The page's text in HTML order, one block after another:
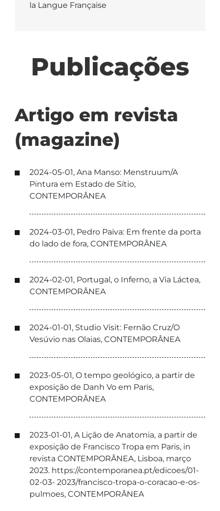
la Langue Française
Publicações
Artigo em revista
(magazine)
2024-05-01, Ana Manso: Menstruum/A
Pintura em Estado de Sítio,
CONTEMPORÂNEA
2024-03-01, Pedro Paiva: Em frente da porta
do lado de fora, CONTEMPORÂNEA
2024-02-01, Portugal, o Inferno, a Via Láctea,
CONTEMPORÂNEA
2024-01-01, Studio Visit: Fernão Cruz/O
Vesúvio nas Olaias, CONTEMPORÂNEA
2023-05-01, O tempo geológico, a partir de
exposição de Danh Vo em Paris,
CONTEMPORÂNEA
2023-01-01, A Lição de Anatomia, a partir de
exposição de Francisco Tropa em Paris, in
revista CONTEMPORÂNEA, Lisboa, março
2023. https://contemporanea.pt/edicoes/01-
02-03- 2023/francisco-tropa-o-coracao-e-os-
pulmoes, CONTEMPORÂNEA